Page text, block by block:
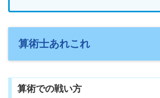
算術士あれこれ
算術での戦い方